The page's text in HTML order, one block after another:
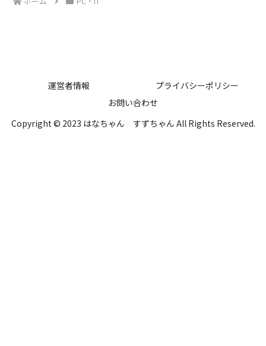
運営者情報
プライバシーポリシー
お問い合わせ
Copyright © 2023 はなちゃん すずちゃん All Rights Reserved.